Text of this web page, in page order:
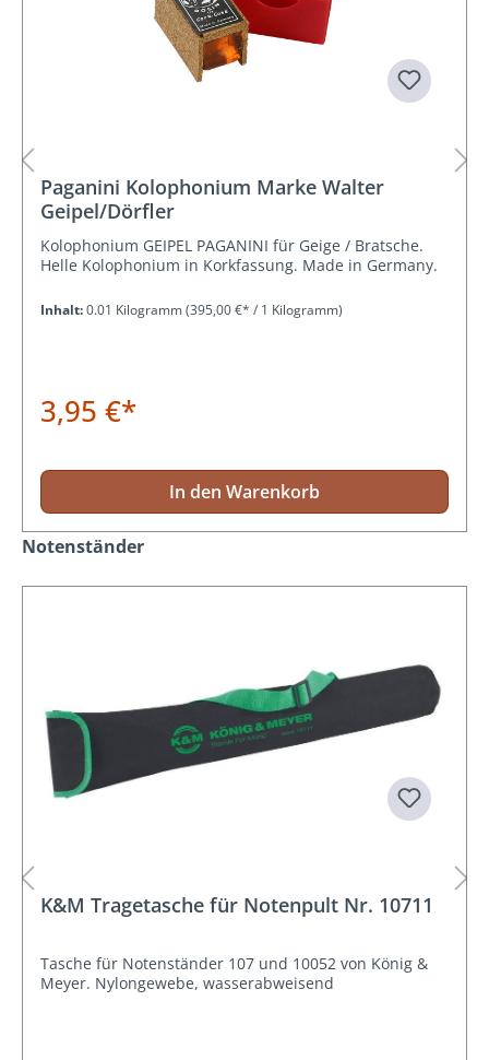
Paganini Kolophonium Marke Walter
Geipel/Dörfler
Kolophonium GEIPEL PAGANINI für Geige / Bratsche.
Helle Kolophonium in Korkfassung. Made in Germany.
Inhalt:0.01 Kilogramm(395,00 €* / 1 Kilogramm)
3,95 €*
In den Warenkorb
Produktgalerie überspringen
Notenständer
K&M Tragetasche für Notenpult Nr. 10711
Tasche für Notenständer 107 und 10052 von König &
Meyer. Nylongewebe, wasserabweisend